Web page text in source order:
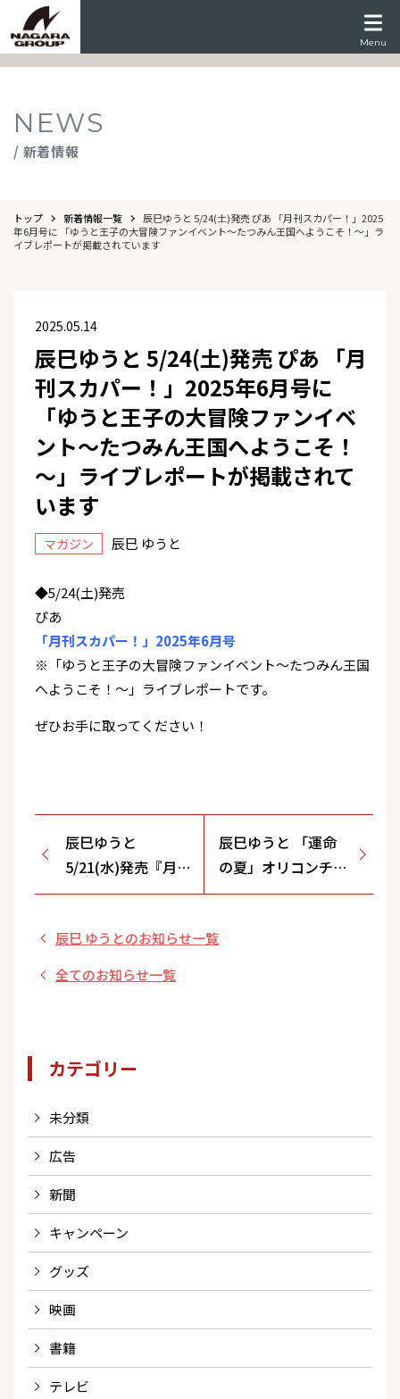
Menu
NEWS
/ 新着情報
トップ 新着情報一覧
辰巳ゆうと 5/24(土)発売 ぴあ 「月刊スカパー！」2025
年6月号に 「ゆうと王子の大冒険ファンイベント～たつみん王国へようこそ！～」ラ
イブレポートが掲載されています
2025.05.14
辰巳ゆうと 5/24(土)発売 ぴあ 「月
刊スカパー！」2025年6月号に
「ゆうと王子の大冒険ファンイベ
ント～たつみん王国へようこそ！
～」ライブレポートが掲載されて
います
マガジン 辰巳 ゆうと
◆5/24(土)発売
ぴあ
「月刊スカパー！」2025年6月号
※「ゆうと王子の大冒険ファンイベント～たつみん王国
へようこそ！～」ライブレポートです。
ぜひお手に取ってください！
辰巳ゆうと
5/21(水)発売『月刊
カラオケファン』
ンタビューが掲載
されています
辰巳ゆうと 「運命
の夏」オリコンチャ
ート２週連続
辰巳 ゆうとのお知らせ一覧
全てのお知らせ一覧
カテゴリー
未分類
広告
新聞
キャンペーン
グッズ
映画
書籍
テレビ